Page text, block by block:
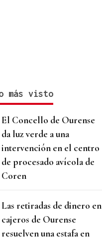
más visto
El Concello de Ourense
da luz verde a una
intervención en el centro
de procesado avícola de
Coren
Las retiradas de dinero en
cajeros de Ourense
resuelven una estafa en